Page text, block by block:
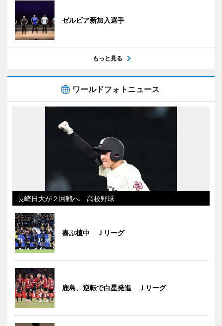
ゼルビア新加入選手
もっと見る
ワールドフォトニュース
長崎日大が２回戦へ 高校野球
喜ぶ植中 Ｊリーグ
鹿島、逆転で白星発進 Ｊリーグ